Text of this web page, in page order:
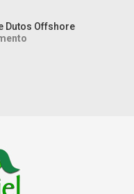
Dutos Offshore